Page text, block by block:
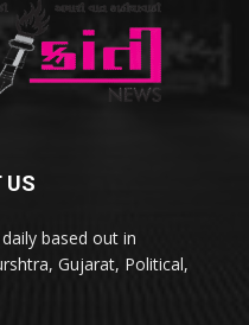
US
based out in
Gujarat, Political,